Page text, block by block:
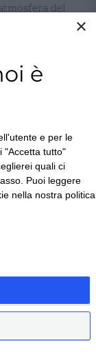
del
che
ai loro
×
è
e per le
"Accetta tutto"
quali ci
Puoi leggere
nella nostra politica